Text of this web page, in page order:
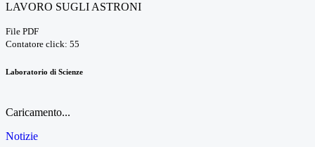
LAVORO SUGLI ASTRONI
File PDF
Contatore click: 55
Laboratorio di Scienze
Caricamento...
Notizie